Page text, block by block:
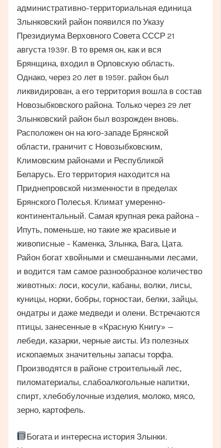
административно-территориальная единица
Злынковский район появился по Указу
Президиума Верховного Совета СССР 21
августа 1939г. В то время он, как и вся
Брянщина, входил в Орловскую область.
Однако, через 20 лет в 1959г. район был
ликвидирован, а его территория вошла в состав
Новозыбковского района. Только через 29 лет
Злынковский район был возрожден вновь.
Расположен он на юго-западе Брянской
области, граничит с Новозыбковским,
Климовским районами и Республикой
Беларусь. Его территория находится на
Приднепровской низменности в пределах
Брянского Полесья. Климат умеренно-
континентальный. Самая крупная река района –
Ипуть, поменьше, но такие же красивые и
живописные – Каменка, Злынка, Вага, Цата.
Район богат хвойными и смешанными лесами,
и водится там самое разнообразное количество
животных: лоси, косули, кабаны, волки, лисы,
куницы, норки, бобры, горностаи, белки, зайцы,
ондатры и даже медведи и олени. Встречаются
птицы, занесенные в «Красную Книгу» —
лебеди, казарки, черные аисты. Из полезных
ископаемых значительны запасы торфа.
Производятся в районе строительный лес,
пиломатериалы, слабоалкогольные напитки,
спирт, хлебобулочные изделия, молоко, мясо,
зерно, картофель.
Богата и интересна история Злынки.